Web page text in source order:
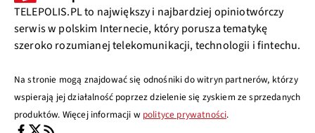
TELEPOLIS.PL to największy i najbardziej opiniotwórczy
serwis w polskim Internecie, który porusza tematykę
szeroko rozumianej telekomunikacji, technologii i fintechu.
Na stronie mogą znajdować się odnośniki do witryn partnerów, którzy
wspierają jej działalność poprzez dzielenie się zyskiem ze sprzedanych
produktów. Więcej informacji w polityce prywatności.